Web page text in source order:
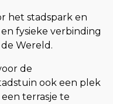
het stadspark en
fysieke verbinding
Wereld.
de
ook een plek
terrasje te